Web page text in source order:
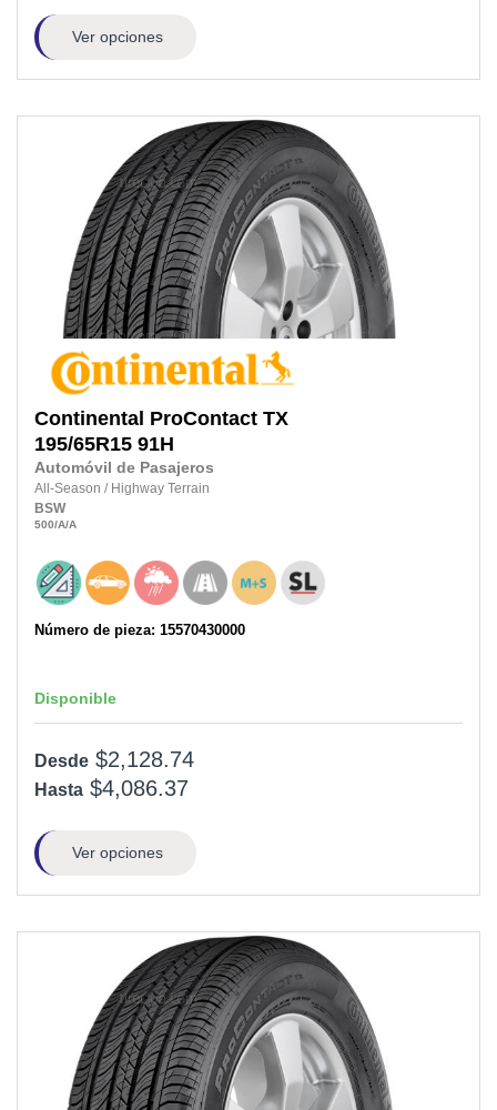
Ver opciones
Continental ProContact TX
195/65R15 91H
Automóvil de Pasajeros
All-Season / Highway Terrain
BSW
500/A/A
Número de pieza: 15570430000
Disponible
Desde $2,128.74
Hasta $4,086.37
Ver opciones